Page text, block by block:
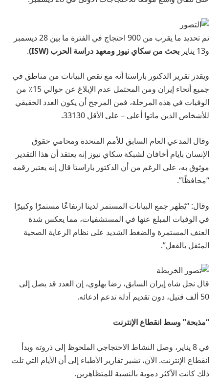
تم تحديد ما يقرب من 900 احتجاج في الفترة ما بين 28 ديسمبر
و13 يناير
بحث من سكاي نيوز ومعهد دراسة الحرب (ISW) .
ويقدر تقرير الدكتور باراستا أنه مع نقص البيانات من مناطق في
جميع أنحاء إيران ومن المحتمل عدم الإبلاغ عن حوالي 15٪ من
الوفيات في هذه المرحلة، فمن المرجح أن يكون العدد الحقيقي
للأشخاص الذين ماتوا أعلى – على الأقل 33130.
وقال المدعي العام السابق للأمم المتحدة ومحامي حقوق
الإنسان بايام أخافان لشبكة سكاي نيوز إنه يعتقد أن هذا التقدير
موثوق به، على الرغم من أن الدكتور باراستا قال إنه يعتبر رقمه
“محافظًا”.
وقال: “يُظهر جمع البيانات المستمر لدينا ارتفاعًا مستمرًا وكبيرًا
في الوفيات المبلغ عنها في المستشفيات، مما يعكس شدة
العنف المستمرة والضغط الشديد على نظام الرعاية الصحية
المثقل بالفعل”.
قال نجل شاه إيران السابق، رضا بهلوي، إن العدد قد يصل إلى
50 ألف قتيل، دون تقديم أدلة تدعم ادعائه.
“مذبحة” وسط انقطاع الإنترنت
في 8 يناير، وصل النشاط الاحتجاجي الملحوظ إلى ذروته وبدأ
انقطاع الإنترنت. الآن، تشير تقارير الأطباء إلى أن الأيام التي تلت
ذلك كانت الأكثر دموية بالنسبة للمتظاهرين.